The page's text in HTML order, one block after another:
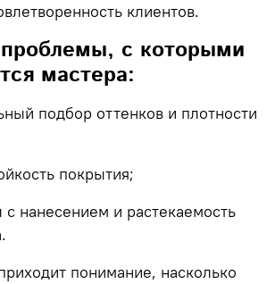
клиентов.
с которыми
мастера:
подбор оттенков и плотности
покрытия;
нанесением и растекаемость
понимание, насколько